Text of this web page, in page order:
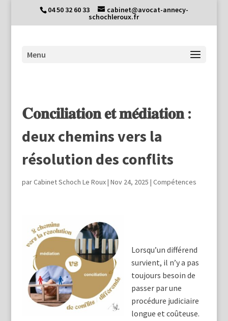
04 50 32 60 33 cabinet@avocat-annecy-
schochleroux.fr
𝐂𝐨𝐧𝐜𝐢𝐥𝐢𝐚𝐭𝐢𝐨𝐧 𝐞𝐭 𝐦𝐞́𝐝𝐢𝐚𝐭𝐢𝐨𝐧 :
deux chemins vers la
résolution des conflits
parCabinet Schoch Le Roux| Nov 24, 2025 | Compétences
Lorsqu’un différend
survient, il n’y a pas
toujours besoin de
passer par une
procédure judiciaire
longue et coûteuse.